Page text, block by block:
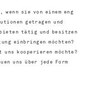
sie von einem eng
getragen und
tätig und besitzen
einbringen möchten?
kooperieren möchte?
uns über jede Form